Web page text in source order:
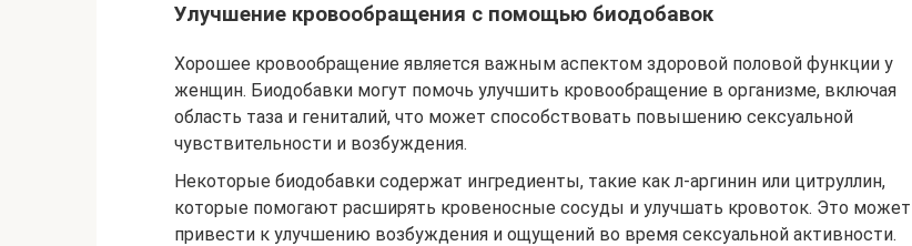
Улучшение кровообращения с помощью биодобавок
Хорошее кровообращение является важным аспектом здоровой половой функции у
женщин. Биодобавки могут помочь улучшить кровообращение в организме, включая
область таза и гениталий, что может способствовать повышению сексуальной
чувствительности и возбуждения.
Некоторые биодобавки содержат ингредиенты, такие как л-аргинин или цитруллин,
которые помогают расширять кровеносные сосуды и улучшать кровоток. Это может
привести к улучшению возбуждения и ощущений во время сексуальной активности.